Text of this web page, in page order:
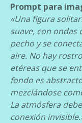
Prompt para
«Una figura
suave, con ondas
pecho y se
aire. No hay
etéreas que se
fondo es
mezclándose
La atmósfera
conexión